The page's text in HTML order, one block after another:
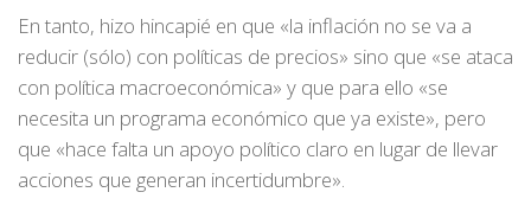
En tanto, hizo hincapié en que «la inflación no se va a
reducir (sólo) con políticas de precios» sino que «se ataca
con política macroeconómica» y que para ello «se
necesita un programa económico que ya existe», pero
que «hace falta un apoyo político claro en lugar de llevar
acciones que generan incertidumbre».